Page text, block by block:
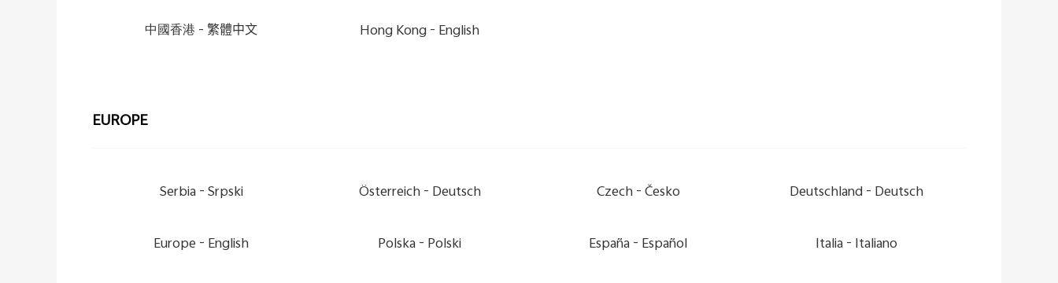
中國香港 -繁體中文 Hong Kong - English
EUROPE
Serbia -Srpski Österreich - Deutsch Czech -Česko Deutschland - Deutsch
Europe - English Polska - Polski España - Español Italia - Italiano